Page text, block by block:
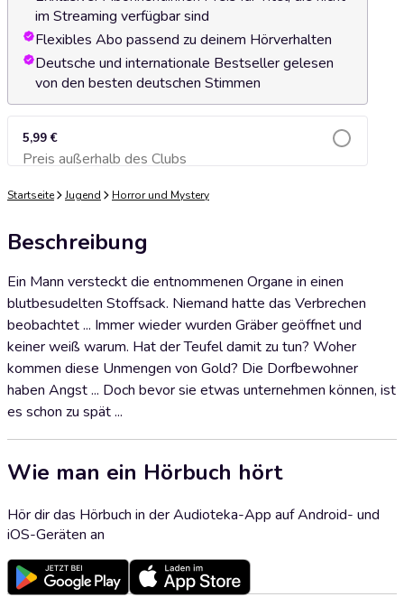
im Streaming verfügbar sind
Flexibles Abo passend zu deinem Hörverhalten
Deutsche und internationale Bestseller gelesen
von den besten deutschen Stimmen
5,99 €
Preis außerhalb des ClubsZum Warenkorb hinzufügen
Startseite Jugend Horror und Mystery
Beschreibung
Ein Mann versteckt die entnommenen Organe in einen
blutbesudelten Stoffsack. Niemand hatte das Verbrechen
beobachtet ... Immer wieder wurden Gräber geöffnet und
keiner weiß warum. Hat der Teufel damit zu tun? Woher
kommen diese Unmengen von Gold? Die Dorfbewohner
haben Angst ... Doch bevor sie etwas unternehmen können, ist
es schon zu spät ...
Wie man ein Hörbuch hört
Hör dir das Hörbuch in der Audioteka-App auf Android- und
iOS-Geräten an